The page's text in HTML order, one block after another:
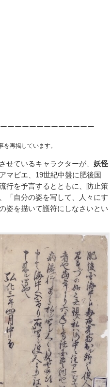
ーーーーーーーーーーーー
再掲しています。
ているキャラクターが、 妖怪
マビエ、19世紀中盤に肥後国
行を予言するとともに、防止策
「自分の姿を写して、人々にす
姿を描いて護符にしなさいとい